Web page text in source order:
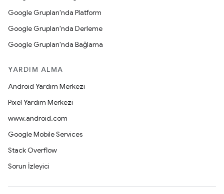
Google Grupları'nda Platform
Google Grupları'nda Derleme
Google Grupları'nda Bağlama
YARDIM ALMA
Android Yardım Merkezi
Pixel Yardım Merkezi
www.android.com
Google Mobile Services
Stack Overflow
Sorun İzleyici